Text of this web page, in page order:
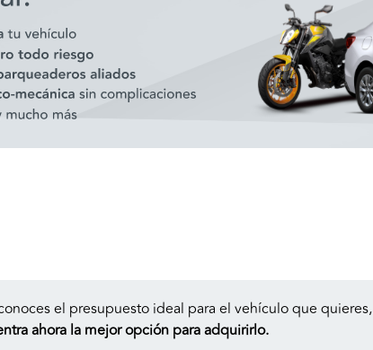
el presupuesto ideal para el vehículo que quieres,
ahora la mejor opción para adquirirlo.